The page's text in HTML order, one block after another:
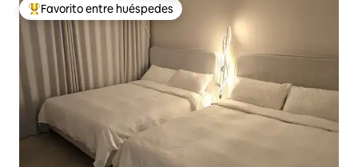
De los mejores en Favorito entre huéspedes
Favorito entre huéspedes